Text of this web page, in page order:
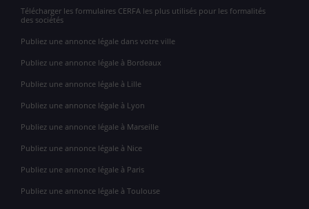
Télécharger les formulaires CERFA les plus utilisés pour les formalités
des sociétés
Publiez une annonce légale dans votre ville
Publiez une annonce légale à Bordeaux
Publiez une annonce légale à Lille
Publiez une annonce légale à Lyon
Publiez une annonce légale à Marseille
Publiez une annonce légale à Nice
Publiez une annonce légale à Paris
Publiez une annonce légale à Toulouse